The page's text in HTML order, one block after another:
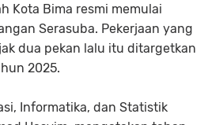
Kota Bima resmi memulai
Serasuba. Pekerjaan yang
dua pekan lalu itu ditargetkan
2025.
Informatika, dan Statistik